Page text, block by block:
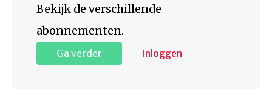
Bekijk de verschillende
abonnementen.
Ga verder Inloggen